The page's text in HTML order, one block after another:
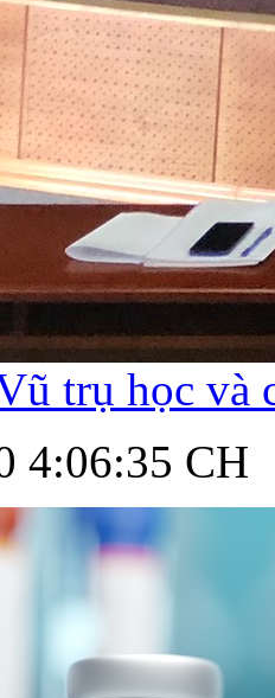
trụ học và
4:06:35 CH